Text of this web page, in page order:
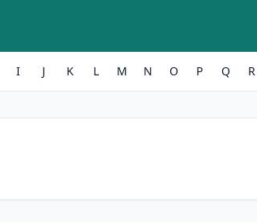
I J K L M N O P Q R